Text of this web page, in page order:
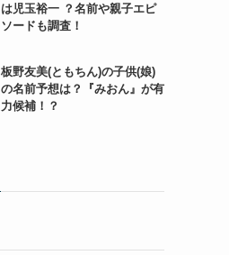
は児玉裕一 ？名前や親子エピ
ソードも調査！
板野友美(ともちん)の子供(娘)
の名前予想は？『みおん』が有
力候補！？